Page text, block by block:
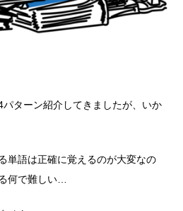
ターン紹介してきましたが、いか
単語は正確に覚えるのが大変なの
何で難しい…